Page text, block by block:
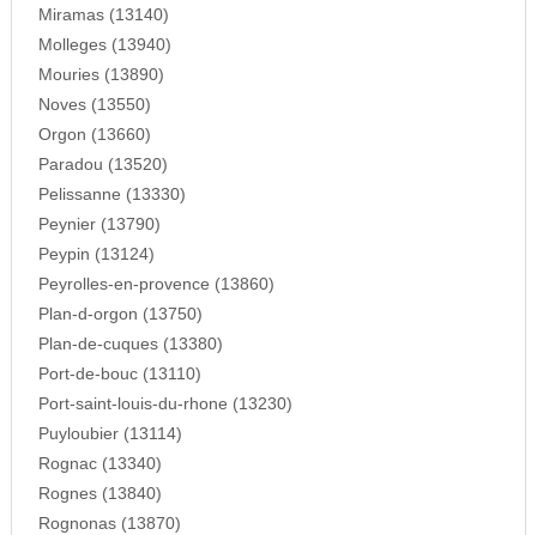
Miramas (13140)
Molleges (13940)
Mouries (13890)
Noves (13550)
Orgon (13660)
Paradou (13520)
Pelissanne (13330)
Peynier (13790)
Peypin (13124)
Peyrolles-en-provence (13860)
Plan-d-orgon (13750)
Plan-de-cuques (13380)
Port-de-bouc (13110)
Port-saint-louis-du-rhone (13230)
Puyloubier (13114)
Rognac (13340)
Rognes (13840)
Rognonas (13870)